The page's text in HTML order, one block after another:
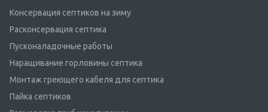
Консервация септиков на зиму
Расконсервация септика
Пусконаладочные работы
Наращивание горловины септика
Монтаж греющего кабеля для септика
Пайка септиков